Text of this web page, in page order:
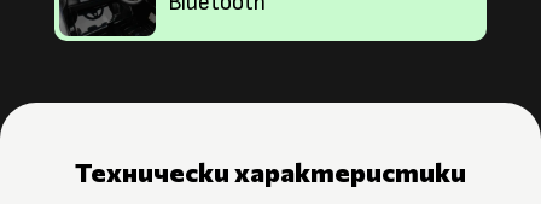
Технически характеристики